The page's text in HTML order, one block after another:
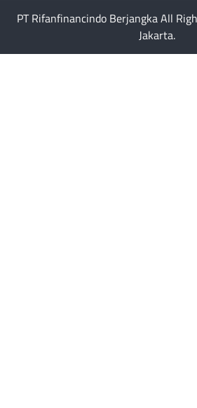
PT Rifanfinancindo Berjangka All
Jakarta.